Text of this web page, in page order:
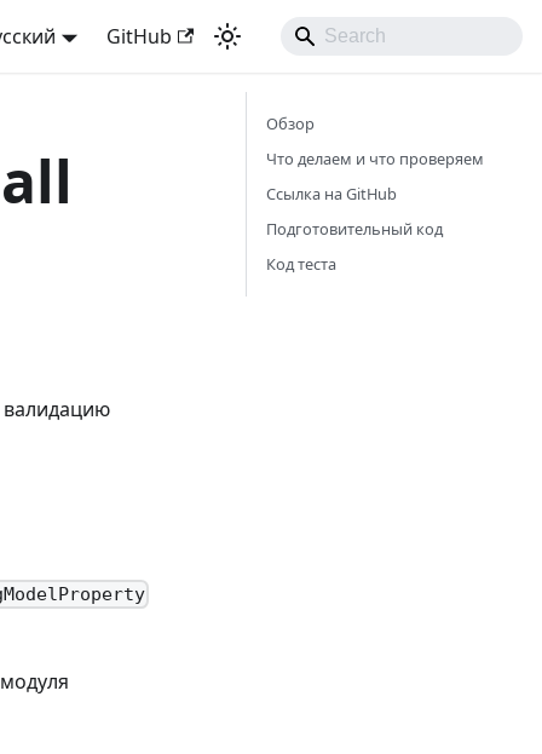
GitHub
валидацию
Обзор
Что делаем и что проверяем
Ссылка на GitHub
Подготовительный код
Код теста